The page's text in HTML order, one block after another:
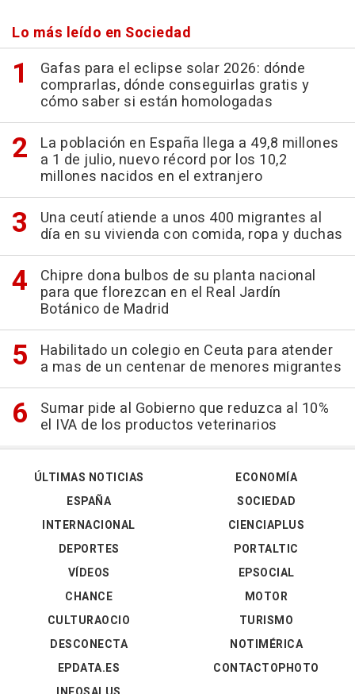
Lo más leído en Sociedad
Gafas para el eclipse solar 2026: dónde
comprarlas, dónde conseguirlas gratis y
cómo saber si están homologadas
La población en España llega a 49,8 millones
a 1 de julio, nuevo récord por los 10,2
millones nacidos en el extranjero
Una ceutí atiende a unos 400 migrantes al
día en su vivienda con comida, ropa y duchas
Chipre dona bulbos de su planta nacional
para que florezcan en el Real Jardín
Botánico de Madrid
Habilitado un colegio en Ceuta para atender
a mas de un centenar de menores migrantes
Sumar pide al Gobierno que reduzca al 10%
el IVA de los productos veterinarios
ÚLTIMAS NOTICIAS
ESPAÑA
INTERNACIONAL
DEPORTES
VÍDEOS
ECONOMÍA
SOCIEDAD
CIENCIAPLUS
PORTALTIC
EPSOCIAL
CHANCE
CULTURAOCIO
DESCONECTA
EPDATA.ES
MOTOR
TURISMO
NOTIMÉRICA
CONTACTOPHOTO